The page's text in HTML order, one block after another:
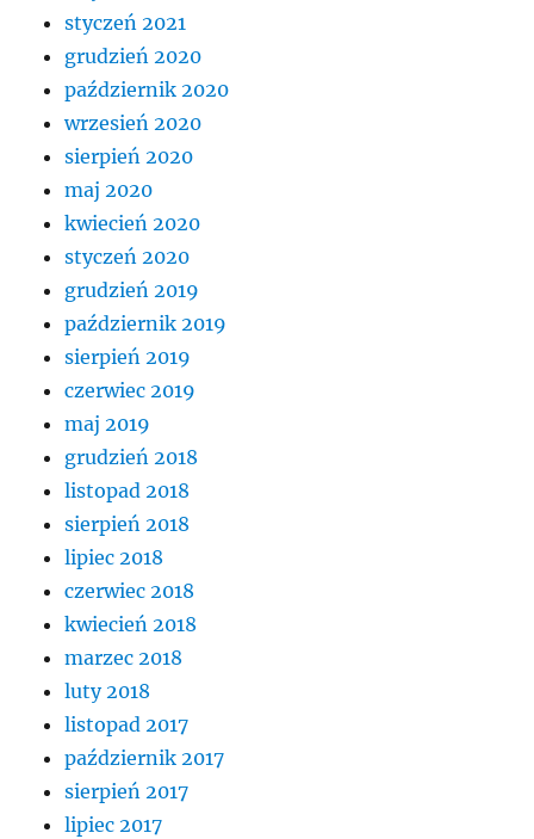
styczeń 2021
grudzień 2020
październik 2020
wrzesień 2020
sierpień 2020
maj 2020
kwiecień 2020
styczeń 2020
grudzień 2019
październik 2019
sierpień 2019
czerwiec 2019
maj 2019
grudzień 2018
listopad 2018
sierpień 2018
lipiec 2018
czerwiec 2018
kwiecień 2018
marzec 2018
luty 2018
listopad 2017
październik 2017
sierpień 2017
lipiec 2017